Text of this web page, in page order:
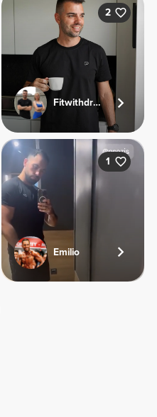
2
Fitwithdriesandjolien
1
Emilio